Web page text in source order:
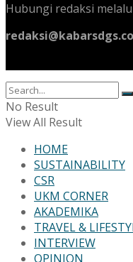
Hubungi redaksi
No Result
View All Result
HOME
SUSTAINABILITY
CSR
UKM CORNER
AKADEMIKA
TRAVEL &
INTERVIEW
OPINION